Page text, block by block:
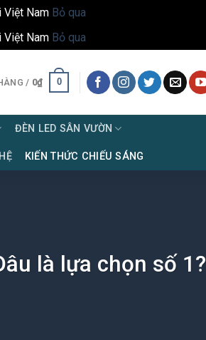
Việt Nam Bỏ qua
Việt Nam Bỏ qua
/ 0₫ 0
ĐÈN LED SÂN VƯỜN
KIẾN THỨC CHIẾU SÁNG
là lựa chọn số 1?